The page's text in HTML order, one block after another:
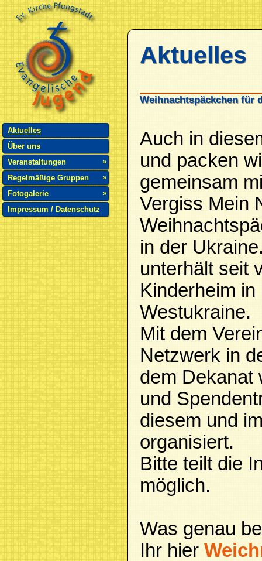
Aktuelles
Über uns
Veranstaltungen
»
Regelmäßige Gruppen
»
Fotogalerie
»
Impressum / Datenschutz
Aktuelles
Weihnachtspäckchen für
Auch in
und packen
gemeinsam
Vergiss Mein
in der
unterhält seit
Kinderheim
Westukraine.
Mit dem
Netzwerk in
dem Dekanat
und
diesem und
organisiert.
Bitte teilt die
möglich.
Was genau
Ihr hier